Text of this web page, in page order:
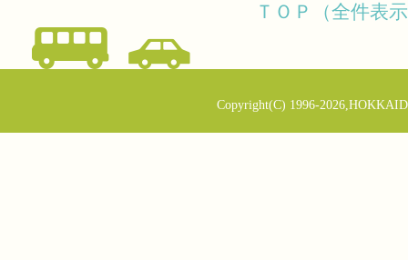
ＴＯＰ（全件表
Copyright(C) 1996-